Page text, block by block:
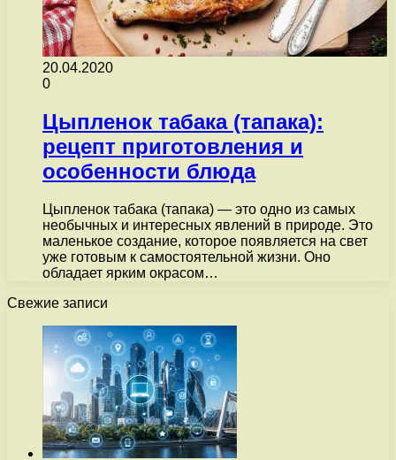
20.04.2020
0
Цыпленок табака (тапака):
рецепт приготовления и
особенности блюда
Цыпленок табака (тапака) — это одно из самых
необычных и интересных явлений в природе. Это
маленькое создание, которое появляется на свет
уже готовым к самостоятельной жизни. Оно
обладает ярким окрасом…
Свежие записи